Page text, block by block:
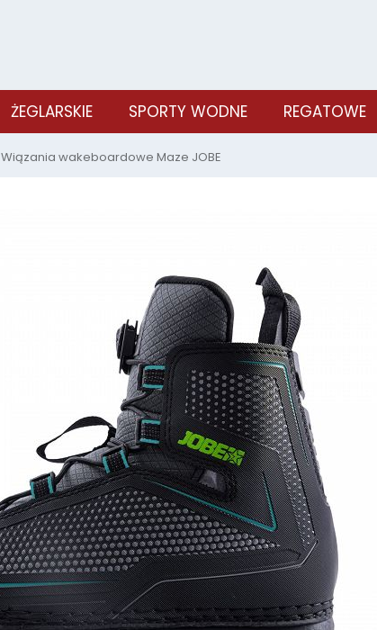
ŻEGLARSKIE SPORTY WODNE REGATOWE
Wiązania wakeboardowe Maze JOBE